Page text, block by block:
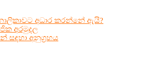
අධාර කරන්නේ ඇයි?
අරමුදල
සඳහා අනුග්‍රහය